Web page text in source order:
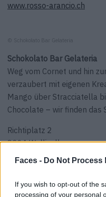
Faces - Do Not Process
If you wish to opt-out of the
processing of your personal
www.rosso-arancio.ch
© Schokolato Bar Gelateria
Schokolato Bar Gelateria
Weg vom Cornet und hin
verzaubert mit eigenen
Mango über Stracciatella
Chocolate – wir finden
Richtiplatz 2
8304 Wallisellen
044 550 45 45